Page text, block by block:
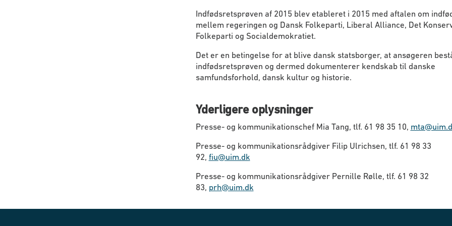
Indfødsretsprøven af 2015 blev etableret i 2015 med aftalen om
mellem regeringen og Dansk Folkeparti, Liberal Alliance, Det
Folkeparti og Socialdemokratiet.
Det er en betingelse for at blive dansk statsborger, at ansøgeren
indfødsretsprøven og dermed dokumenterer kendskab til danske
samfundsforhold, dansk kultur og historie.
Yderligere oplysninger
Presse- og kommunikationschef Mia Tang, tlf. 61 98 35 10,
Presse- og kommunikationsrådgiver Filip Ulrichsen, tlf. 61 98 33
92, fiu@uim.dk
Presse- og kommunikationsrådgiver Pernille Rølle, tlf. 61 98 32
83, prh@uim.dk